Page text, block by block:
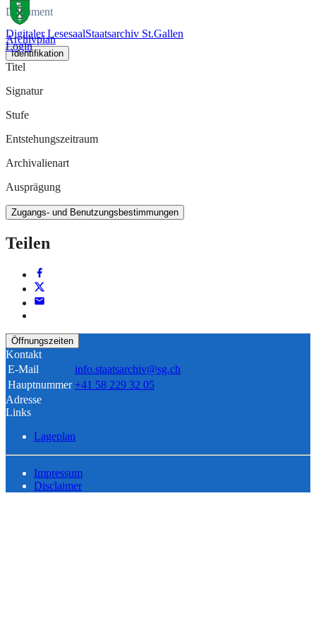
Digitaler LesesaalStaatsarchiv St.Gallen
Login
Dokument
Archivplan
Identifikation
Titel
Signatur
Stufe
Entstehungszeitraum
Archivalienart
Ausprägung
Zugangs- und Benutzungsbestimmungen
Teilen
Öffnungszeiten
Kontakt
E-Mail
info.staatsarchiv@sg.ch
Hauptnummer +41 58 229 32 05
Adresse
Links
Lageplan
Impressum
Disclaimer